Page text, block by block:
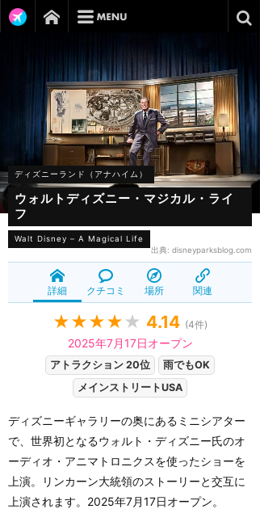
ディズニーランド（アナハイム）
ウォルトディズニー・マジカル・ライ
フ
Walt Disney – A Magical Life
出典: disneyparksblog.com
詳細 クチコミ 場所 関連
★★★★ ★ 4.14 (4件)
2025年7月17日オープン
アトラクション 20位
雨でもOK
メインストリートUSA
ディズニーギャラリーの奥にあるミニシアター
で、世界初となるウォルト・ディズニー氏のオ
ーディオ・アニマトロニクスを使ったショーを
上演。リンカーン大統領のストーリーと交互に
上演されます。2025年7月17日オープン。